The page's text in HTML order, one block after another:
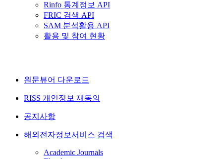
Rinfo 통계정보 API
FRIC 검색 API
SAM 분석활용 API
활용 및 참여 현황
원문뷰어 다운로드
RISS 개인정보 재동의
공지사항
해외전자정보서비스 검색
Academic Journals